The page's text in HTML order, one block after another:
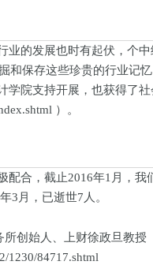
的发展也时有起伏，个中
和保存这些珍贵的行业记
学院支持开展，也获得了
）。
合，截止2016年1月，我
3月，已逝世7人。
始人、上财徐政旦教授（
84717.shtml